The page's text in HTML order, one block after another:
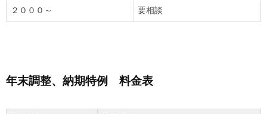
２０００～ 要相談
年末調整、納期特例 料金表